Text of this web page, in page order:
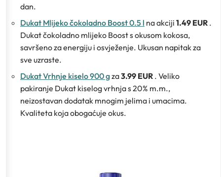
dan.
Dukat Mlijeko čokoladno Boost 0.5 l na akciji 1.49 EUR .
Dukat čokoladno mlijeko Boost s okusom kokosa,
savršeno za energiju i osvježenje. Ukusan napitak za
sve uzraste.
Dukat Vrhnje kiselo 900 gza3.99 EUR . Veliko
pakiranje Dukat kiselog vrhnja s 20% m.m.,
neizostavan dodatak mnogim jelima i umacima.
Kvaliteta koja obogaćuje okus.